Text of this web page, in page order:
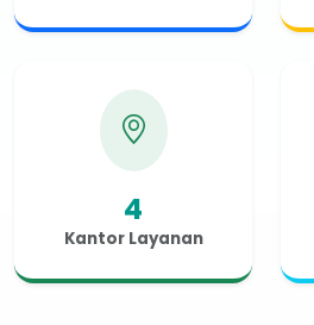
4
Kantor Layanan